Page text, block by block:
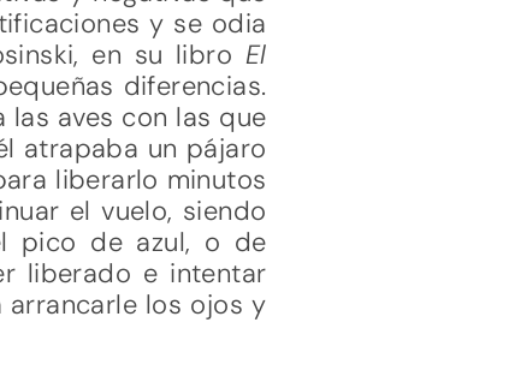
y se odia
en su libro El
diferencias.
aves con las que
atrapaba un pájaro
liberarlo minutos
el vuelo, siendo
pico de azul, o de
liberado e intentar
los ojos y